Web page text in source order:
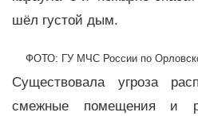
шёл густой дым.
ФОТО: ГУ МЧС России по
Существовала угроза
смежные помещения и